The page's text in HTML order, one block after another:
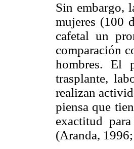
Sin embargo,
mujeres (100
cafetal un
comparación
hombres. El
trasplante,
realizan
piensa que
exactitud
(Aranda,